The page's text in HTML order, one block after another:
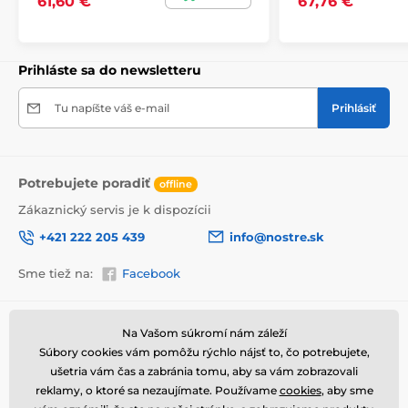
bezpečne doručený až k vám domov. Preto po
upozornenie prepravcu o krehkom produkte,
o krehkom tovare, čo znižuje mieru poškodenia počas
prepravy.
Výhody obrazov na plátne
Prihláste sa do newsletteru
Tu napíšte váš e-mail Prihlásiť
Potrebujete poradiť offline
Zákaznický servis je k dispozícii
+421 222 205 439
info@nostre.sk
Sme tiež na: Facebook
Informácie o nákupe
Obchodné a reklamačné
podmienky
Ochrana osobných údajov
Užitočné informácie
Často kladené otázky
Magazín
Na Vašom súkromí nám záleží
Súbory cookies vám pomôžu rýchlo nájsť to, čo potrebujete,
ušetria vám čas a zabránia tomu, aby sa vám zobrazovali
reklamy, o ktoré sa nezaujímate. Používame cookies, aby sme